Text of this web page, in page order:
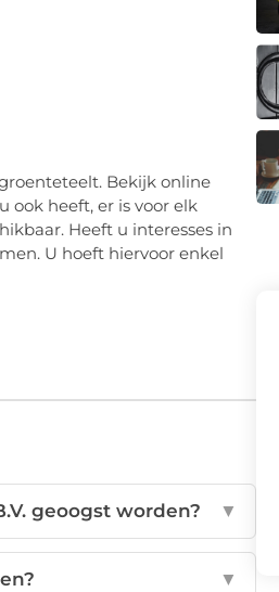
Bekijk online
ook heeft, er is voor elk
Heeft u interesses in
U hoeft hiervoor enkel
geoogst worden? ▼
▼